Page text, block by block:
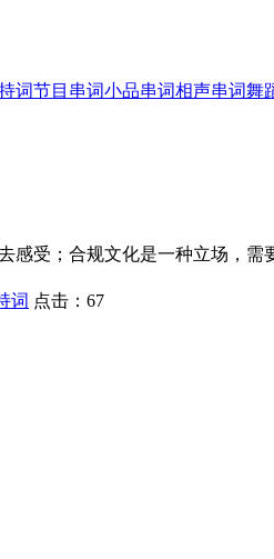
词节目串词小品串词相声串词舞
受；合规文化是一种立场，
词 点击： 67